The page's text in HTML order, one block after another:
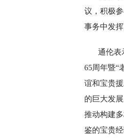
议，积极
事务中发
通伦表
65周年暨“
谊和宝贵
的巨大发
推动构建
鉴的宝贵